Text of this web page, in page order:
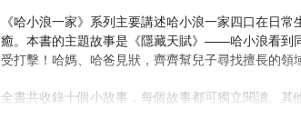
《哈小浪一家》系列主要講述哈小浪一家四口在日
癒。本書的主題故事是《隱藏天賦》——哈小浪看到
受打擊！哈媽、哈爸見狀，齊齊幫兒子尋找擅長的
全書共收錄十個小故事，每個故事都可獨立閱讀。其